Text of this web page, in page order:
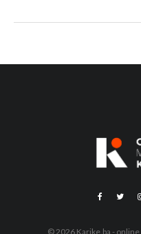
© 2026 Karike.ba - online